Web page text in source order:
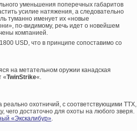
уменьшения поперечных габаритов
усилие натяжения, а следовательно
туманно именует их «новые
по-видимому, речь идет о новейшем
компанией.
USD, что в принципе сопоставимо со
на метательном оружии канадская
«TwinStrike«.
охотничий, с соответствующими ТТХ,
чего достаточно для охоты на любого зверя.
«Экскалибур».